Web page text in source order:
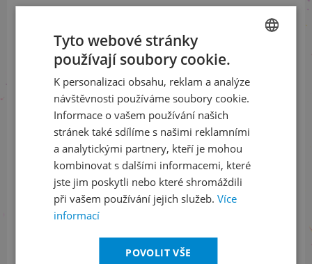
Přihlaste se k našemu newsletteru
ODEBÍRAT NEWSLETTER
Sledujte nás na sociálních sítích
LinkedInflickr
Informace o stavu objednávek
+420 461 049 232
ENGLISH
Tyto webové stránky
používají soubory cookie.
K personalizaci obsahu, reklam a analýze
návštěvnosti používáme soubory cookie.
Informace o vašem používání našich
stránek také sdílíme s našimi reklamními
a analytickými partnery, kteří je mohou
kombinovat s dalšími informacemi, které
jste jim poskytli nebo které shromáždili
při vašem používání jejich služeb. Více
informací
POVOLIT VŠE